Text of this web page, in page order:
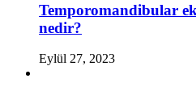
Temporomandibular
nedir?
Eylül 27, 2023